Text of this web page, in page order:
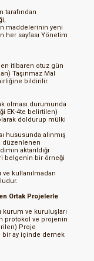
tarafından
maddelerinin yeni
her sayfası Yönetim
itibaren otuz gün
Taşınmaz Mal
bildirilir.
olması durumunda
EK-4te belirtilen)
doldurup mülki
hususunda alınmış
düzenlenen
aktarıldığı
belgenin bir örneği
ve kullanılmadan
Ortak Projelerle
ve kuruluşları
protokol ve projenin
Proje
ay içinde dernek